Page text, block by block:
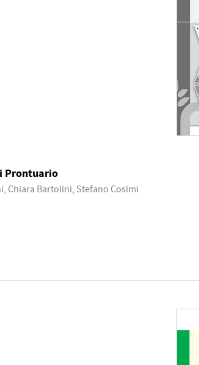
Prontuario
Chiara Bartolini, Stefano Cosimi